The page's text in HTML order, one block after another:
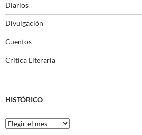
Diarios
Divulgación
Cuentos
Crítica Literaria
HISTÓRICO
Histórico